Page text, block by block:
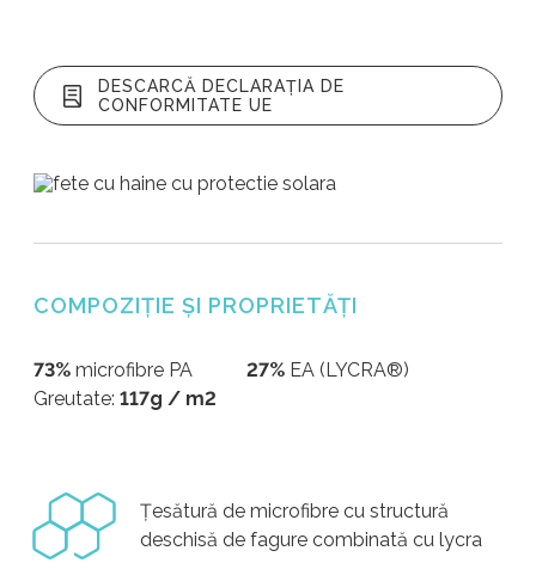
DESCARCĂ DECLARAȚIA DE
CONFORMITATE UE
COMPOZIȚIE ȘI PROPRIETĂȚI
73% microfibre PA 27% EA (LYCRA®)
Greutate: 117g / m2
Țesătură de microfibre cu structură
deschisă de fagure combinată cu lycra